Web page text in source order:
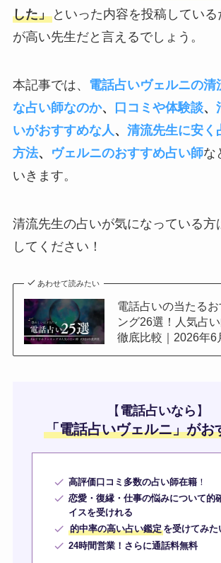
した」といった内容を投稿してい
が高い先生だと言えるでしょう。
本記事では、 電話占いヴェルニの清
な占い師なのか、 口コミや体験談、
いがおすすめな人、 清流先生に安く
方法、 ヴェルニのおすすめ占い師な
いきます。
清流先生の占いが気になっている方
してください！
あわせて読みたい
電話占いの当たる
ング26選！人気占
徹底比較｜2026年6
【 電話占いなら 】
「電話占いヴェルニ」がお
高評価口コミ多数の占い師在籍 ！
恋愛・復縁・仕事の悩みについて的
イスを受けれる
的中率の高い占い鑑定を受けてみた
24時間営業！さらに通話料無料